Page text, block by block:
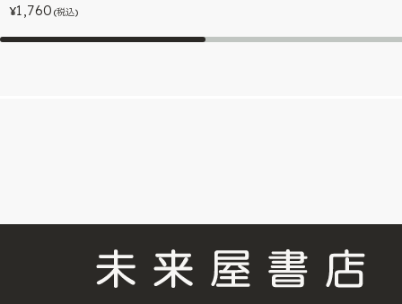
¥1,760 (税込)